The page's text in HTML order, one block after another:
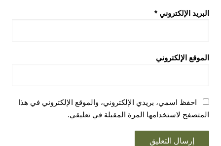
البريد الإلكتروني *
الموقع الإلكتروني
احفظ اسمي، بريدي الإلكتروني، والموقع الإلكتروني في هذا
المتصفح لاستخدامها المرة المقبلة في تعليقي.